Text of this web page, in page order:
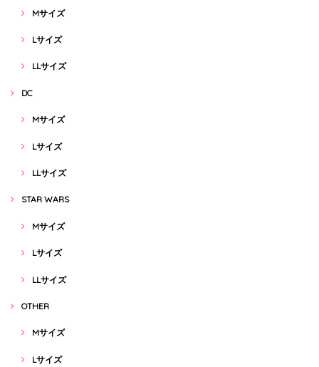
Mサイズ
Lサイズ
LLサイズ
DC
Mサイズ
Lサイズ
LLサイズ
STAR WARS
Mサイズ
Lサイズ
LLサイズ
OTHER
Mサイズ
Lサイズ